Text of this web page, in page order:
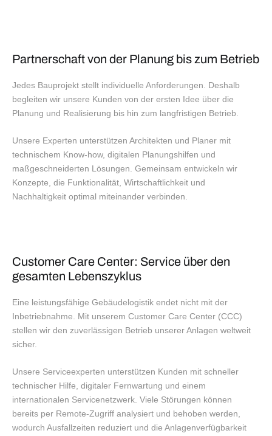
Partnerschaft von der Planung bis zum Betrieb
Jedes Bauprojekt stellt individuelle Anforderungen. Deshalb
begleiten wir unsere Kunden von der ersten Idee über die
Planung und Realisierung bis hin zum langfristigen Betrieb.
Unsere Experten unterstützen Architekten und Planer mit
technischem Know-how, digitalen Planungshilfen und
maßgeschneiderten Lösungen. Gemeinsam entwickeln wir
Konzepte, die Funktionalität, Wirtschaftlichkeit und
Nachhaltigkeit optimal miteinander verbinden.
Customer Care Center: Service über den
gesamten Lebenszyklus
Eine leistungsfähige Gebäudelogistik endet nicht mit der
Inbetriebnahme. Mit unserem Customer Care Center (CCC)
stellen wir den zuverlässigen Betrieb unserer Anlagen weltweit
sicher.
Unsere Serviceexperten unterstützen Kunden mit schneller
technischer Hilfe, digitaler Fernwartung und einem
internationalen Servicenetzwerk. Viele Störungen können
bereits per Remote-Zugriff analysiert und behoben werden,
wodurch Ausfallzeiten reduziert und die Anlagenverfügbarkeit